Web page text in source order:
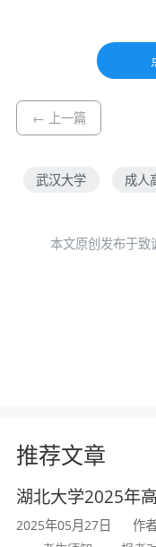
忠实实践者。这
内含的信仰维度
信仰，体现出中
来看，中国信仰
理论、制度与文
对中国道路的
共产党的领导之
确、充满活力、
实践智慧与文化
← 上一篇
武汉大学 成人
本文原创发布于致
推荐文章
湖北大学2025年
2025年05月27日
作